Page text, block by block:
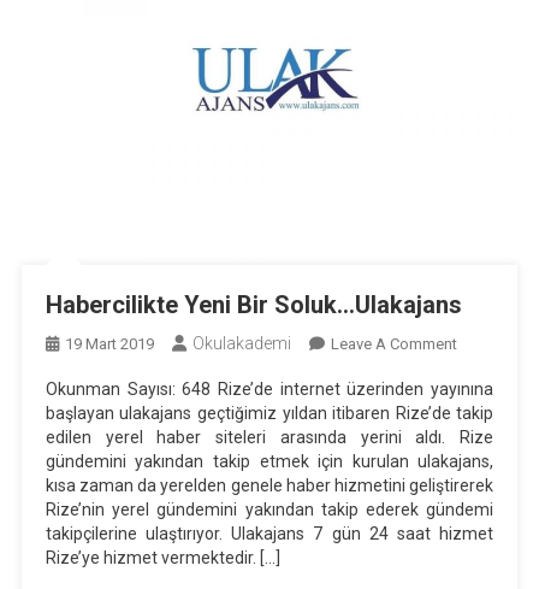
Habercilikte Yeni Bir Soluk…Ulakajans
19 Mart 2019 Okulakademi Leave A CommentOn
Yeni
Bir
Soluk…
Ulakajans
Okunman Sayısı: 648 Rize’de internet üzerinden yayınına
başlayan ulakajans geçtiğimiz yıldan itibaren Rize’de takip
edilen yerel haber siteleri arasında yerini aldı. Rize
gündemini yakından takip etmek için kurulan ulakajans,
kısa zaman da yerelden genele haber hizmetini geliştirerek
Rize’nin yerel gündemini yakından takip ederek gündemi
takipçilerine ulaştırıyor. Ulakajans 7 gün 24 saat hizmet
Rize’ye hizmet vermektedir. […]